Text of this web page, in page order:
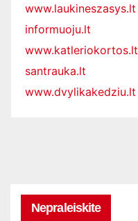
www.laukineszasys.lt
informuoju.lt
www.katleriokortos.lt
santrauka.lt
www.dvylikakedziu.lt
Nepraleiskite